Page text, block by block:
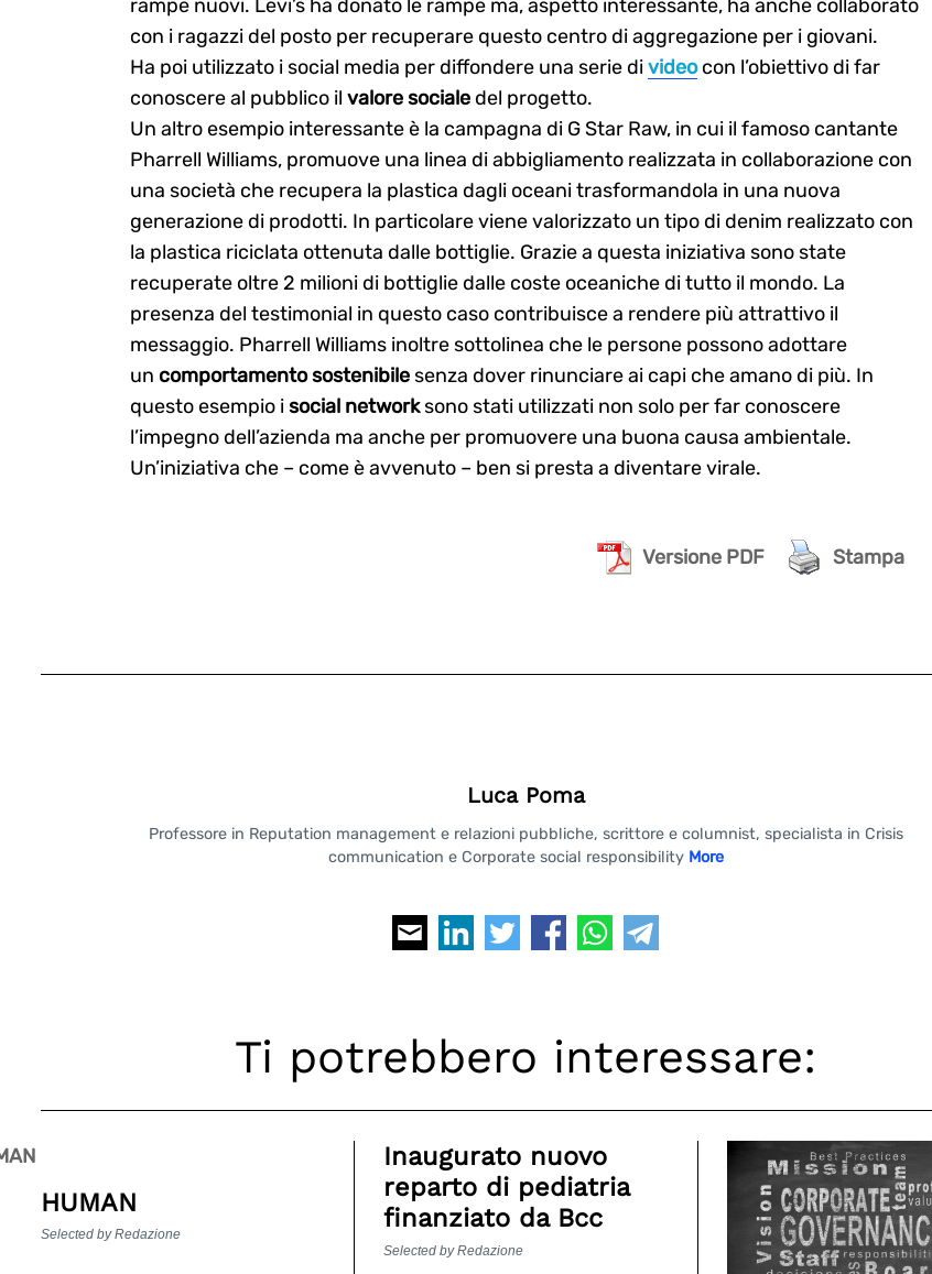
rampe nuovi. Levi’s ha donato le rampe ma, aspetto interessante, ha anche collaborato
con i ragazzi del posto per recuperare questo centro di aggregazione per i giovani.
Ha poi utilizzato i social media per diffondere una serie divideocon l’obiettivo di far
conoscere al pubblico il valore socialedel progetto.
Un altro esempio interessante è la campagna di G Star Raw, in cui il famoso cantante
Pharrell Williams, promuove una linea di abbigliamento realizzata in collaborazione con
una società che recupera la plastica dagli oceani trasformandola in una nuova
generazione di prodotti. In particolare viene valorizzato un tipo di denim realizzato con
la plastica riciclata ottenuta dalle bottiglie. Grazie a questa iniziativa sono state
recuperate oltre 2 milioni di bottiglie dalle coste oceaniche di tutto il mondo. La
presenza del testimonial in questo caso contribuisce a rendere più attrattivo il
messaggio. Pharrell Williams inoltre sottolinea che le persone possono adottare
un comportamento sostenibilesenza dover rinunciare ai capi che amano di più. In
questo esempio isocial networksono stati utilizzati non solo per far conoscere
l’impegno dell’azienda ma anche per promuovere una buona causa ambientale.
Un’iniziativa che – come è avvenuto – ben si presta a diventare virale.
Versione PDF Stampa
Luca Poma
Professore in Reputation management e relazioni pubbliche, scrittore e columnist, specialista in Crisis
communication e Corporate social responsibility More
Ti potrebbero interessare:
HUMAN
Selected by Redazione
Inaugurato nuovo
reparto di pediatria
finanziato da Bcc
Selected by Redazione